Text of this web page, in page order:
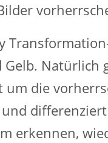
Natürlich
um die
erkennen,